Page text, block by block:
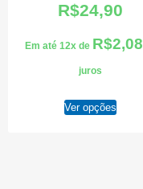
R$24,90
Em até 12x de R$2,08
juros
Ver opções